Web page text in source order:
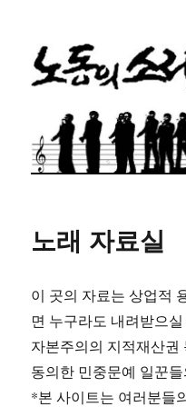
노동의소리
노래 자료실
이 곳의 자료는 상업적
면 누구라도 내려받으
자본주의의 지적재산권
동의한 민중문예 일꾼
*본 사이트는 여러분들